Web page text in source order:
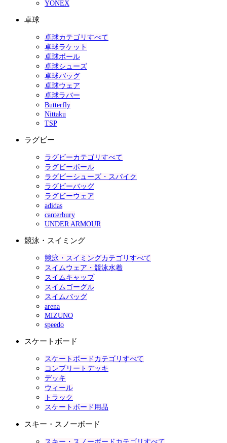
YONEX
卓球
卓球カテゴリすべて
卓球ラケット
卓球ボール
卓球シューズ
卓球バッグ
卓球ウェア
卓球ラバー
Butterfly
Nittaku
TSP
ラグビー
ラグビーカテゴリすべて
ラグビーボール
ラグビーシューズ・スパイク
ラグビーバッグ
ラグビーウェア
adidas
canterbury
UNDER ARMOUR
競泳・スイミング
競泳・スイミングカテゴリすべて
スイムウェア・競泳水着
スイムキャップ
スイムゴーグル
スイムバッグ
arena
MIZUNO
speedo
スケートボード
スケートボードカテゴリすべて
コンプリートデッキ
デッキ
ウィール
トラック
スケートボード用品
スキー・スノーボード